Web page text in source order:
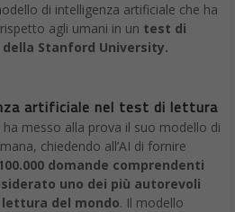
di intelligenza artificiale che ha
agli umani in un test di
Stanford University.
artificiale nel test di lettura
messo alla prova il suo modello di
chiedendo all’AI di fornire
domande comprendenti
uno dei più autorevoli
del mondo. Il modello